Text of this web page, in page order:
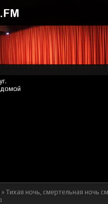
» Тихая ночь, смертельная ночь